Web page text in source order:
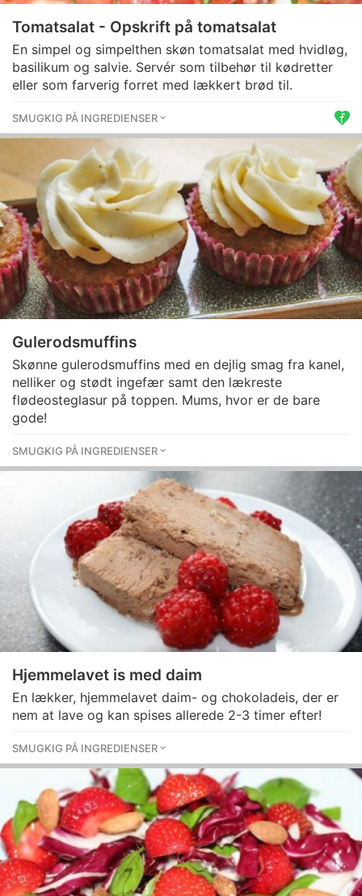
Tomatsalat - Opskrift på tomatsalat
En simpel og simpelthen skøn tomatsalat med hvidløg,
basilikum og salvie. Servér som tilbehør til kødretter
eller som farverig forret med lækkert brød til.
SMUGKIG PÅ INGREDIENSER
Gulerodsmuffins
Skønne gulerodsmuffins med en dejlig smag fra kanel,
nelliker og stødt ingefær samt den lækreste
flødeosteglasur på toppen. Mums, hvor er de bare
gode!
SMUGKIG PÅ INGREDIENSER
Hjemmelavet is med daim
En lækker, hjemmelavet daim- og chokoladeis, der er
nem at lave og kan spises allerede 2-3 timer efter!
SMUGKIG PÅ INGREDIENSER